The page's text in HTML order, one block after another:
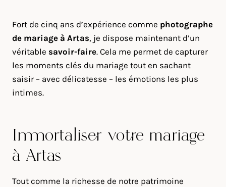
Fort de cinq ans d’expérience comme photographe
de mariage à Artas, je dispose maintenant d’un
véritable savoir-faire. Cela me permet de capturer
les moments clés du mariage tout en sachant
saisir – avec délicatesse – les émotions les plus
intimes.
Immortaliser votre mariage
à Artas
Tout comme la richesse de notre patrimoine